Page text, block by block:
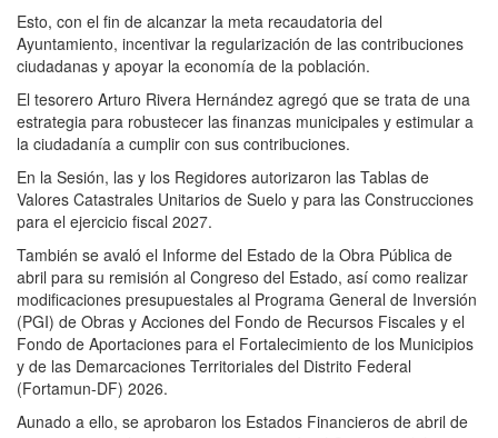
Esto, con el fin de alcanzar la meta recaudatoria del
Ayuntamiento, incentivar la regularización de las contribuciones
ciudadanas y apoyar la economía de la población.
El tesorero Arturo Rivera Hernández agregó que se trata de una
estrategia para robustecer las finanzas municipales y estimular a
la ciudadanía a cumplir con sus contribuciones.
En la Sesión, las y los Regidores autorizaron las Tablas de
Valores Catastrales Unitarios de Suelo y para las Construcciones
para el ejercicio fiscal 2027.
También se avaló el Informe del Estado de la Obra Pública de
abril para su remisión al Congreso del Estado, así como realizar
modificaciones presupuestales al Programa General de Inversión
(PGI) de Obras y Acciones del Fondo de Recursos Fiscales y el
Fondo de Aportaciones para el Fortalecimiento de los Municipios
y de las Demarcaciones Territoriales del Distrito Federal
(Fortamun-DF) 2026.
Aunado a ello, se aprobaron los Estados Financieros de abril de